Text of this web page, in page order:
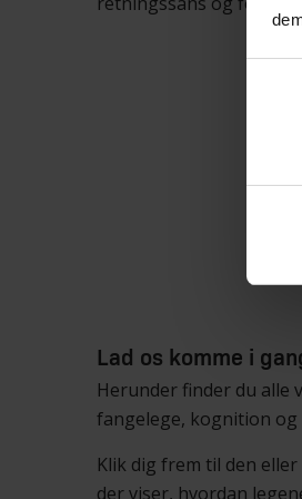
Lad os komme i
Herunder finder du alle
fangelege, kognition og
Klik dig frem til den
der viser, hvordan